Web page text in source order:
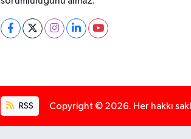
RSS Copyright © 2026. Her hakkı